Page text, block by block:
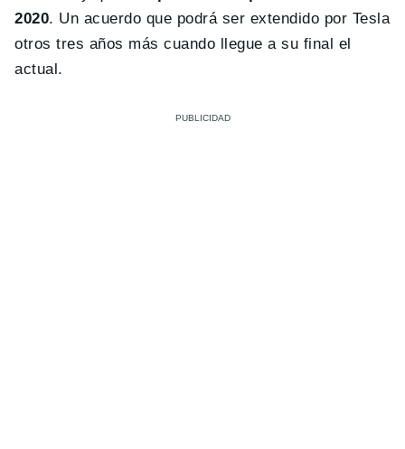
2020. Un acuerdo que podrá ser extendido por Tesla
otros tres años más cuando llegue a su final el
actual.